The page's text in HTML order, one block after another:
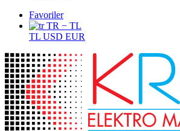
Favoriler
TR − TL
TL USD EUR